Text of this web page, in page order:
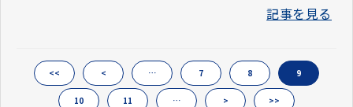
記事を見る
<< < … 7 8 9
10 11 … > >>